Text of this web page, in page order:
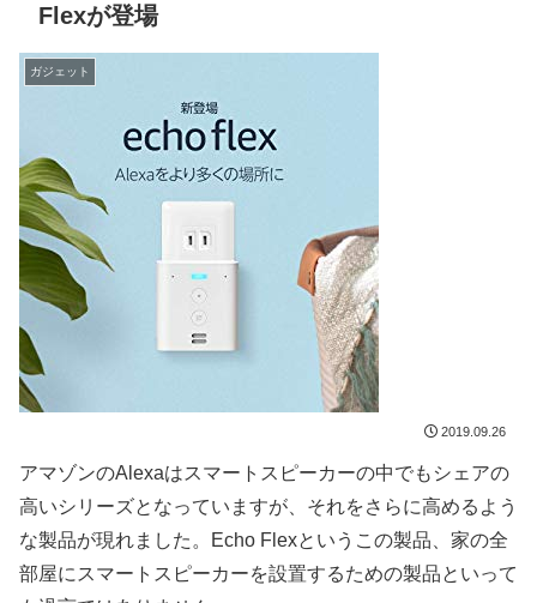
Flexが登場
ガジェット
2019.09.26
アマゾンのAlexaはスマートスピーカーの中でもシェアの
高いシリーズとなっていますが、それをさらに高めるよう
な製品が現れました。Echo Flexというこの製品、家の全
部屋にスマートスピーカーを設置するための製品といって